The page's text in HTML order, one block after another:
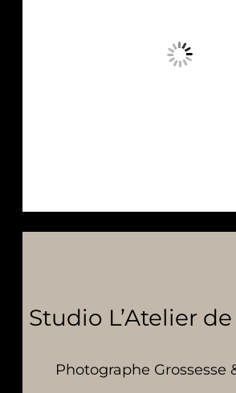
Studio L’Atelier
Photographe Grossesse